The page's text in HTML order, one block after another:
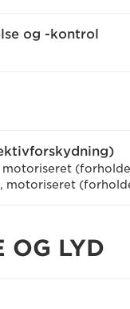
og -kontrol
(forholdet
motoriseret
OG LYD